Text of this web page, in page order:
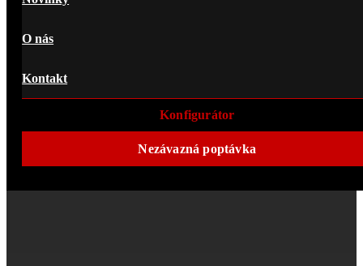
O nás
Kontakt
Konfigurátor
Nezávazná poptávka